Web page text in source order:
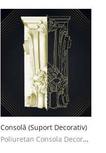
Consolă (Suport Decorativ)
Poliuretan Consola Decoratiuni Casa